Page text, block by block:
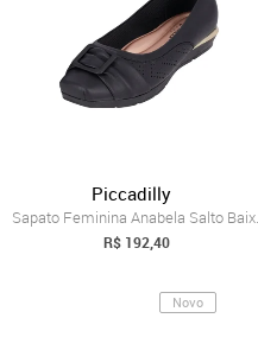
Piccadilly
Sapato
R$ 192,40
Novo